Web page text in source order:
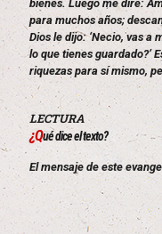
bienes. Luego me diré:
para muchos años;
Dios le dijo: ‘Necio, vas a
lo que tienes guardado?’
riquezas para sí mismo,
LECTURA
¿Qué dice el texto?
El mensaje de este